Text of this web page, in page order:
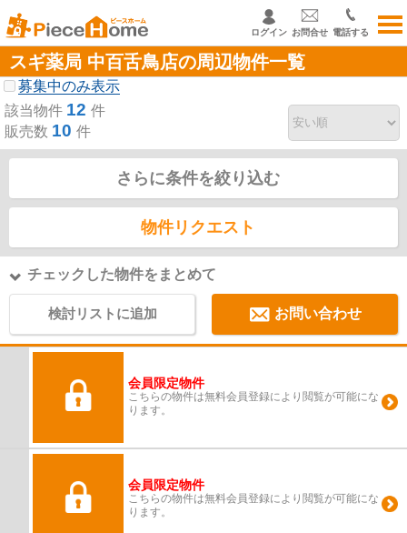
ログイン お問合せ 電話する
スギ薬局 中百舌鳥店の周辺物件一覧
募集中のみ表示
該当物件 12 件
販売数 10 件
さらに条件を絞り込む
物件リクエスト
チェックした物件をまとめて
検討リストに追加 お問い合わせ
会員限定物件
こちらの物件は無料会員登録により閲覧が可能にな
ります。
会員限定物件
こちらの物件は無料会員登録により閲覧が可能にな
ります。